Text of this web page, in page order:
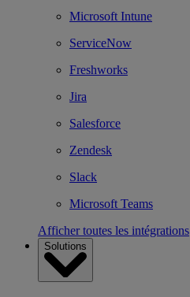
Microsoft Intune
ServiceNow
Freshworks
Jira
Salesforce
Zendesk
Slack
Microsoft Teams
Afficher toutes les intégrations
Solutions